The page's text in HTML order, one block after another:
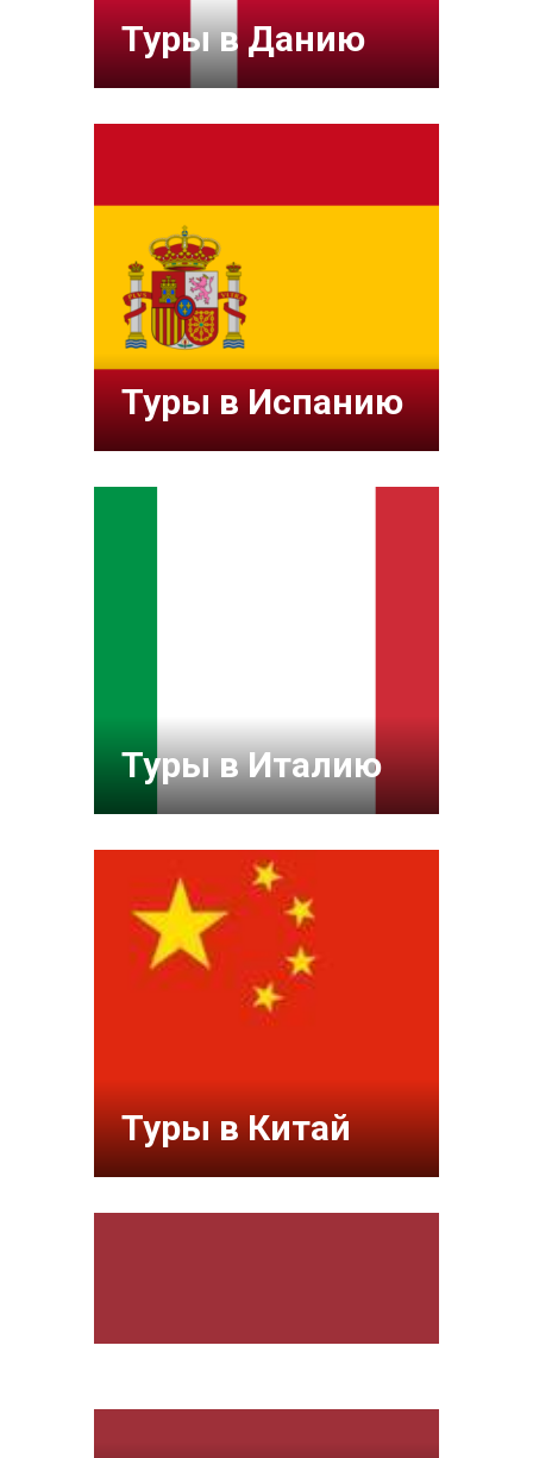
Туры в Данию
Туры в Испанию
Туры в Италию
Туры в Китай